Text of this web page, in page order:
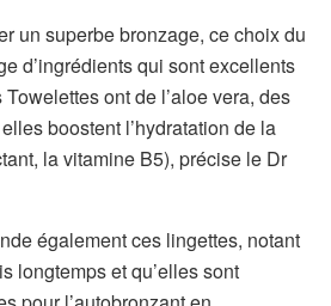
un superbe bronzage, ce choix du
d’ingrédients qui sont excellents
ont de l’aloe vera, des
boostent l’hydratation de la
la vitamine B5), précise le Dr
également ces lingettes, notant
longtemps et qu’elles sont